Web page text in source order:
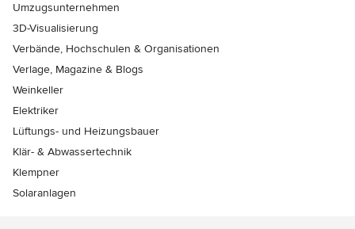
Umzugsunternehmen
3D-Visualisierung
Verbände, Hochschulen & Organisationen
Verlage, Magazine & Blogs
Weinkeller
Elektriker
Lüftungs- und Heizungsbauer
Klär- & Abwassertechnik
Klempner
Solaranlagen